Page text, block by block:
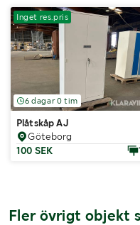
Inget res.pris
6 dagar 0 tim
Plåtskåp AJ
Göteborg
100 SEK
Fler övrigt objekt